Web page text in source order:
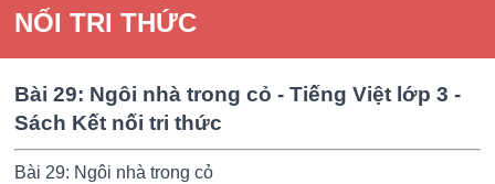
NỐI TRI THỨC
Bài 29: Ngôi nhà trong cỏ - Tiếng Việt lớp 3 -
Sách Kết nối tri thức
Bài 29: Ngôi nhà trong cỏ